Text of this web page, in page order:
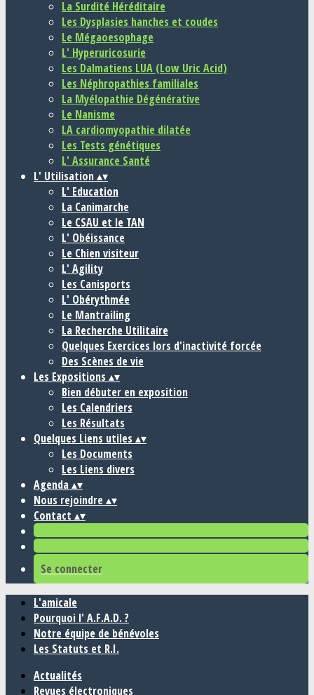
La Surdité Héréditaire
Les Dysplasies hanches et coudes
Le Mégaoesophage
L' Hyperuricosurie
Les Dalmatiens LUA (Low Uric Acid)
Les Néphropathies familiales
La Myélopathie Dégénérative
Le Nanisme
LA cardiomyopathie dilatée
Les Tests génétiques
L' Assurance Santé
L' Utilisation▴▾
L' Education
La Canimarche
Le CSAU et le TAN
L' Obéissance
Le Chien visiteur
L' Agility
Les Canisports
L' Obérythmée
Le Mantrailing
La Recherche Utilitaire
Quelques Exercices lors d'inactivité forcée
Des Scènes de vie
Les Expositions ▴▾
Bien débuter en exposition
Les Calendriers
Les Résultats
Quelques Liens utiles ▴▾
Les Documents
Les Liens divers
Agenda▴▾
Nous rejoindre▴▾
Contact ▴▾
Se connecter
L'amicale
Pourquoi l' A.F.A.D. ?
Notre équipe de bénévoles
Les Statuts et R.I.
Actualités
Revues électroniques